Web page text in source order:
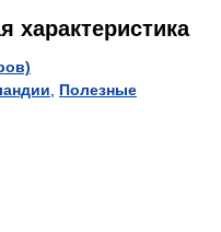
характеристика
Полезные